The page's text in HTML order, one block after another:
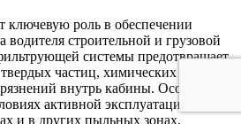
ключевую роль в обеспечении
водителя строительной и грузовой
системы предотвращает
частиц, химических веществ
внутрь кабины. Особенно
активной эксплуатации на
и в других пыльных зонах.